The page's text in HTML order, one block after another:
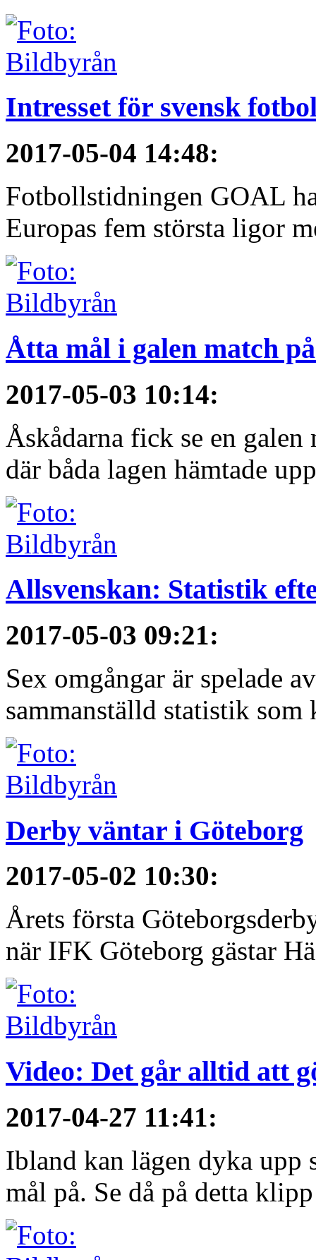
Intresset för svensk
2017-05-04 14:48:
Fotbollstidningen GOAL
Europas fem största ligor
Åtta mål i galen match
2017-05-03 10:14:
Åskådarna fick se en
där båda lagen hämtade
Allsvenskan: Statistik
2017-05-03 09:21:
Sex omgångar är spelade
sammanställd statistik som
Derby väntar i Göteborg
2017-05-02 10:30:
Årets första
när IFK Göteborg gästar
Video: Det går alltid att
2017-04-27 11:41:
Ibland kan lägen dyka upp
mål på. Se då på detta